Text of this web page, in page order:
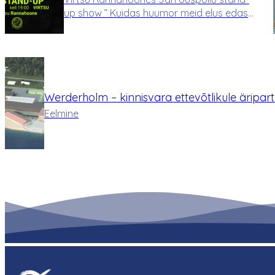
up show ” Kuidas huumor meid elus edasi
Werderholm – kinnisvara ettevõtlikule
Eelmine